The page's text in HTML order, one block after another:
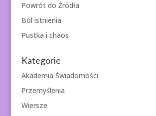
Powrót do Źródła
Ból istnienia
Pustka i chaos
Kategorie
Akademia Świadomości
Przemyślenia
Wiersze